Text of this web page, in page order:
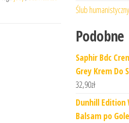
Ślub
Podobne
Saphir Bdc
Grey Krem Do
32,90zł
Dunhill Edition
Balsam po